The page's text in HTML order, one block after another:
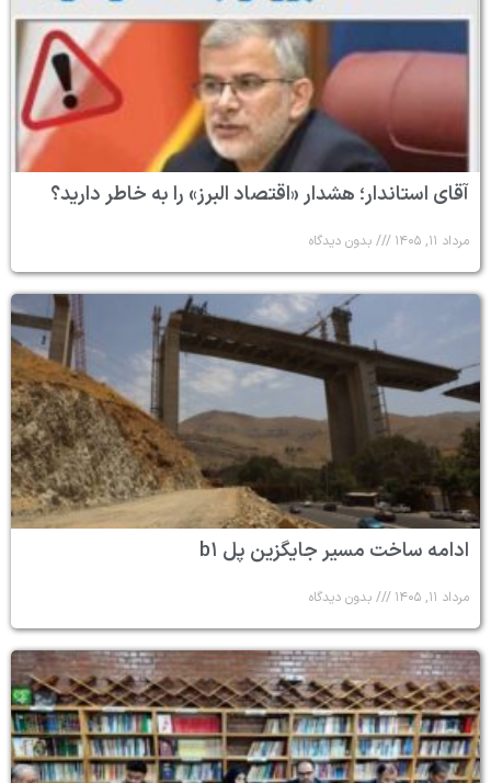
آقای استاندار؛ هشدار «اقتصاد البرز» را به خاطر دارید؟
مرداد ۱۱, ۱۴۰۵ بدون دیدگاه
ادامه ساخت مسیر جایگزین پل b۱
مرداد ۱۱, ۱۴۰۵ بدون دیدگاه